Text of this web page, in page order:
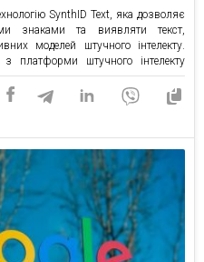
SynthID Text, яка дозволяє
знаками та виявляти текст,
моделей штучного інтелекту.
платформи штучного інтелекту
Responsible GenAI Toolkit від
інструменту для створення
доступний […]